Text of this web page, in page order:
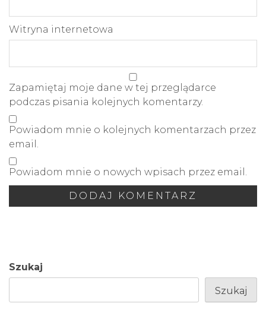
Witryna internetowa
Zapamiętaj moje dane w tej przeglądarce
podczas pisania kolejnych komentarzy.
Powiadom mnie o kolejnych komentarzach przez
email.
Powiadom mnie o nowych wpisach przez email.
Szukaj
Szukaj